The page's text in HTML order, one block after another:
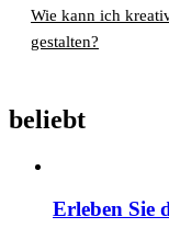
Wie kann ich
gestalten?
beliebt
Erleben Sie